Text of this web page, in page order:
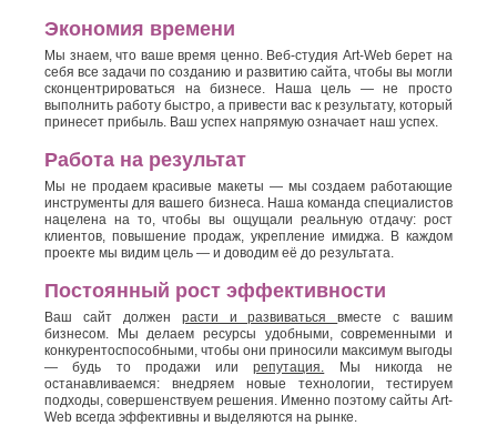
Экономия времени
Мы знаем, что ваше время ценно. Веб-студия Art-Web берет на
себя все задачи по созданию и развитию сайта, чтобы вы могли
сконцентрироваться на бизнесе. Наша цель — не просто
выполнить работу быстро, а привести вас к результату, который
принесет прибыль. Ваш успех напрямую означает наш успех.
Работа на результат
Мы не продаем красивые макеты — мы создаем работающие
инструменты для вашего бизнеса. Наша команда специалистов
нацелена на то, чтобы вы ощущали реальную отдачу: рост
клиентов, повышение продаж, укрепление имиджа. В каждом
проекте мы видим цель — и доводим её до результата.
Постоянный рост эффективности
Ваш сайт должен расти и развиватьсявместе с вашим
бизнесом. Мы делаем ресурсы удобными, современными и
конкурентоспособными, чтобы они приносили максимум выгоды
— будь то продажи илирепутация. Мы никогда не
останавливаемся: внедряем новые технологии, тестируем
подходы, совершенствуем решения. Именно поэтому сайты Art-
Web всегда эффективны и выделяются на рынке.